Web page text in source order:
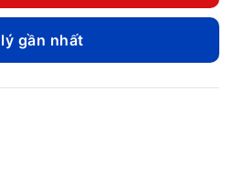
gần nhất